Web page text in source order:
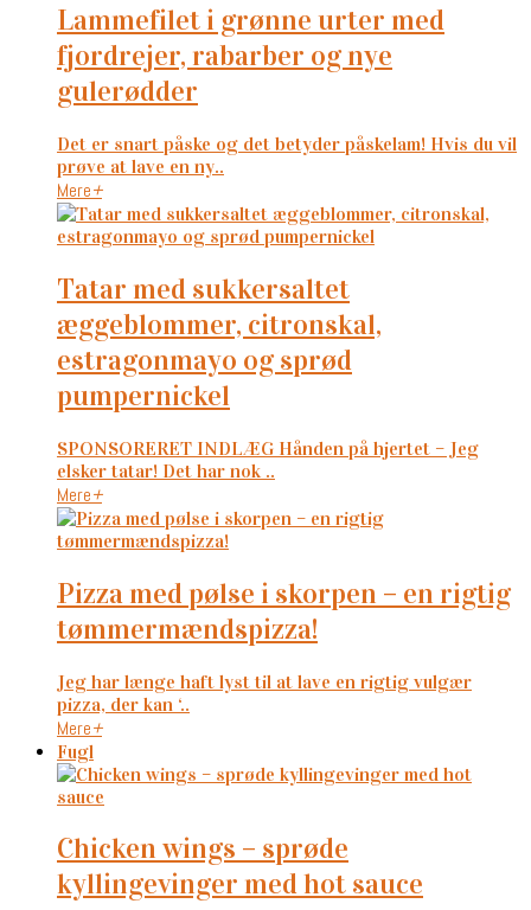
lammefilet i grønne urter med
fjordrejer, rabarber og nye
gulerødder
Det er snart påske og det betyder påskelam! Hvis du vil
prøve at lave en ny..
Mere+
tatar med sukkersaltet
æggeblommer, citronskal,
estragonmayo og sprød
pumpernickel
SPONSORERET INDLÆG Hånden på hjertet – Jeg
elsker tatar! Det har nok ..
Mere+
pizza med pølse i skorpen – en rigtig
tømmermændspizza!
Jeg har længe haft lyst til at lave en rigtig vulgær
pizza, der kan ‘..
Mere+
Fugl
chicken wings – sprøde
kyllingevinger med hot sauce